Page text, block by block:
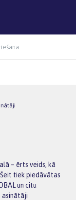
– ērts veids, kā
tiek piedāvātas
un citu
asinātāji